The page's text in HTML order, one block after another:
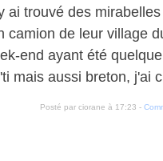
ai trouvé des
camion de leur village
end ayant été
mais aussi breton, j'ai
Posté par ciorane à 17:23 -